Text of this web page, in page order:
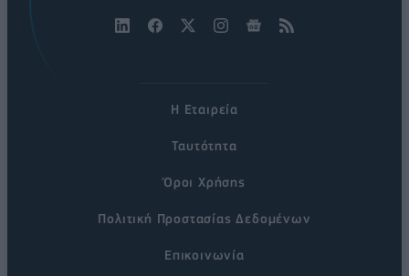
Η Εταιρεία
Ταυτότητα
Όροι Χρήσης
Πολιτική Προστασίας Δεδομένων
Επικοινωνία